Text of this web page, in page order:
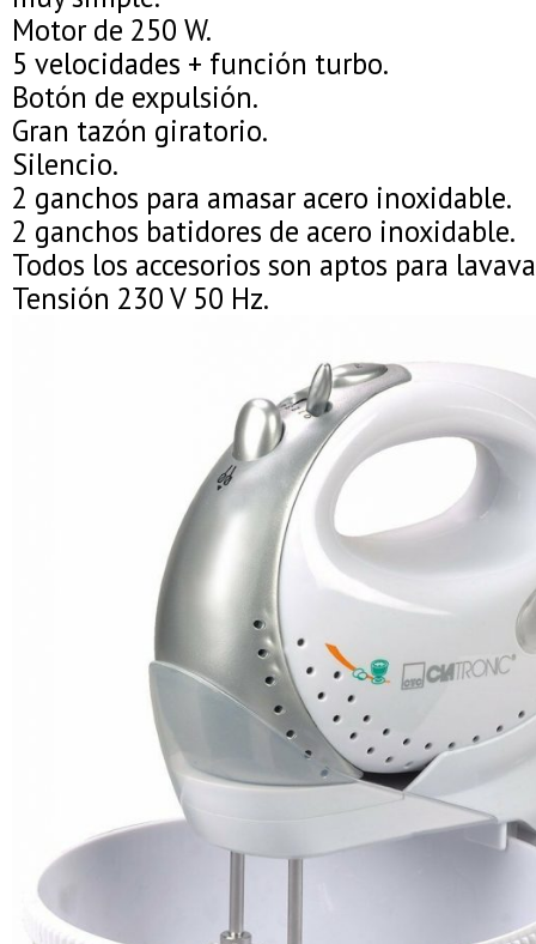
Motor de 250 W.
5 velocidades + función turbo.
Botón de expulsión.
Gran tazón giratorio.
Silencio.
2 ganchos para amasar acero inoxidable.
2 ganchos batidores de acero inoxidable.
Todos los accesorios son aptos para
Tensión 230 V 50 Hz.